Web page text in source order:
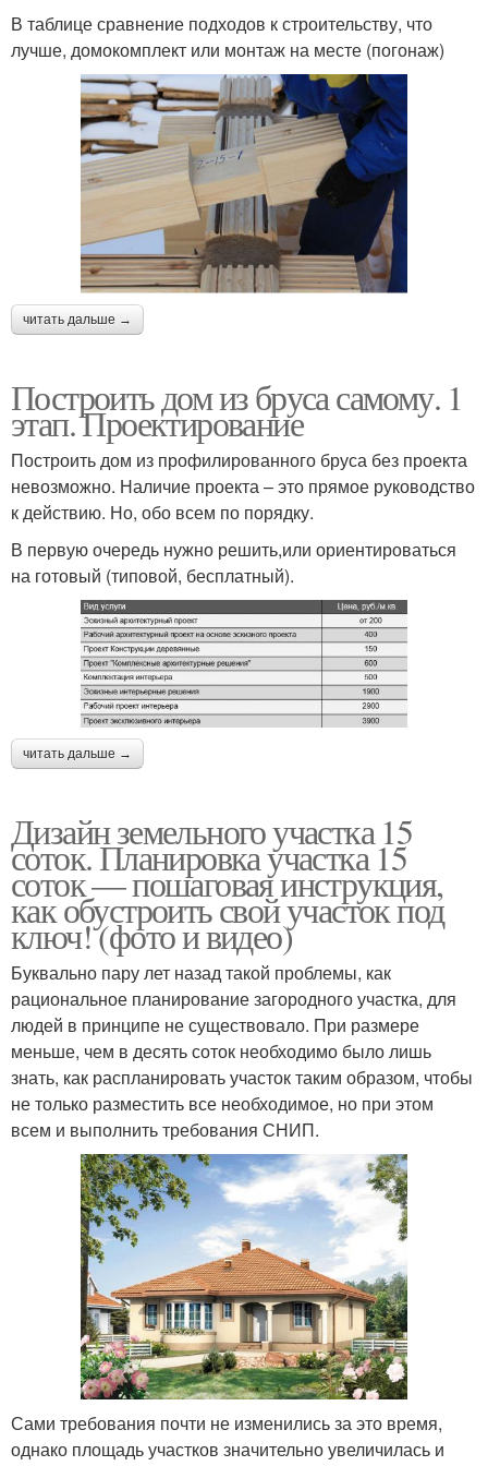
В таблице сравнение подходов к строительству, что
лучше, домокомплект или монтаж на месте (погонаж)
читать дальше →
Построить дом из бруса самому. 1
этап. Проектирование
Построить дом из профилированного бруса без проекта
невозможно. Наличие проекта – это прямое руководство
к действию. Но, обо всем по порядку.
В первую очередь нужно решить,или ориентироваться
на готовый (типовой, бесплатный).
читать дальше →
Дизайн земельного участка 15
соток. Планировка участка 15
соток — пошаговая инструкция,
как обустроить свой участок под
ключ! (фото и видео)
Буквально пару лет назад такой проблемы, как
рациональное планирование загородного участка, для
людей в принципе не существовало. При размере
меньше, чем в десять соток необходимо было лишь
знать, как распланировать участок таким образом, чтобы
не только разместить все необходимое, но при этом
всем и выполнить требования СНИП.
Сами требования почти не изменились за это время,
однако площадь участков значительно увеличилась и